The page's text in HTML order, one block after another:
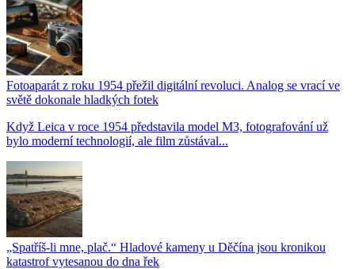
Fotoaparát z roku 1954 přežil digitální revoluci. Analog se vrací ve
světě dokonale hladkých fotek
Když Leica v roce 1954 představila model M3, fotografování už
bylo moderní technologií, ale film zůstával...
„Spatříš-li mne, plač.“ Hladové kameny u Děčína jsou kronikou
katastrof vytesanou do dna řek